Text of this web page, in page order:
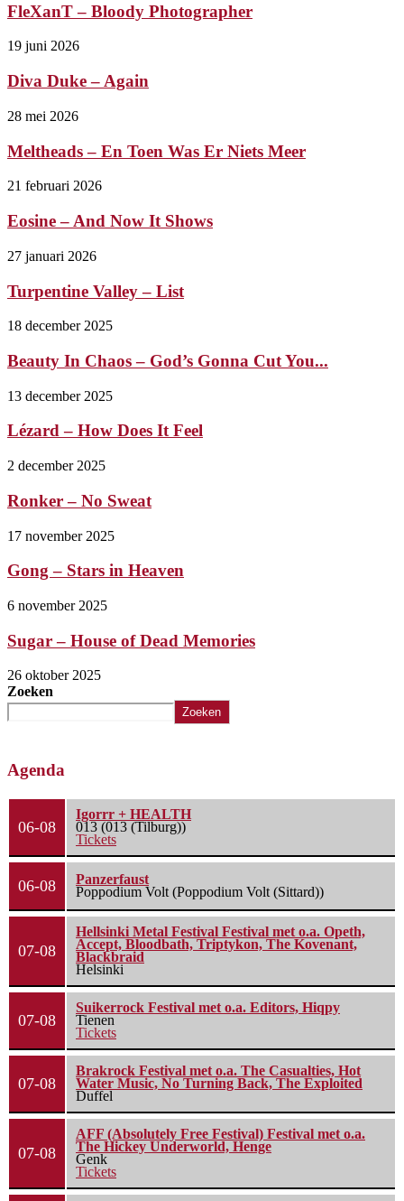
FleXanT – Bloody Photographer
19 juni 2026
Diva Duke – Again
28 mei 2026
Meltheads – En Toen Was Er Niets Meer
21 februari 2026
Eosine – And Now It Shows
27 januari 2026
Turpentine Valley – List
18 december 2025
Beauty In Chaos – God’s Gonna Cut You...
13 december 2025
Lézard – How Does It Feel
2 december 2025
Ronker – No Sweat
17 november 2025
Gong – Stars in Heaven
6 november 2025
Sugar – House of Dead Memories
26 oktober 2025
Zoeken
Zoeken
Agenda
06-08
Igorrr + HEALTH
013 (013 (Tilburg))
Tickets
06-08
Panzerfaust
Poppodium Volt (Poppodium Volt (Sittard))
07-08
Hellsinki Metal Festival Festival met o.a. Opeth,
Accept, Bloodbath, Triptykon, The Kovenant,
Blackbraid
Helsinki
07-08
Suikerrock Festival met o.a. Editors, Hiqpy
Tienen
Tickets
07-08
Brakrock Festival met o.a. The Casualties, Hot
Water Music, No Turning Back, The Exploited
Duffel
07-08
AFF (Absolutely Free Festival) Festival met o.a.
The Hickey Underworld, Henge
Genk
Tickets